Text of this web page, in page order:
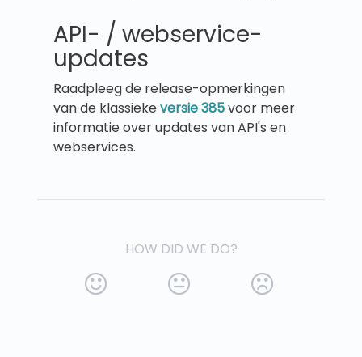
API- / webservice-
updates
Raadpleeg de release-opmerkingen
van de klassiekeversie 385voor meer
informatie over updates van API's en
webservices.
HOW DID WE DO?